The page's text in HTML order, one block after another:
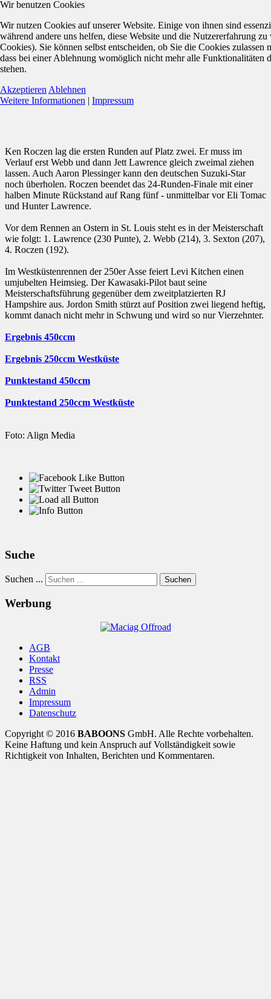
Ken Roczen lag die ersten Runden auf Platz zwei. Er muss im
Verlauf erst Webb und dann Jett Lawrence gleich zweimal ziehen
lassen. Auch Aaron Plessinger kann den deutschen Suzuki-Star
noch überholen. Roczen beendet das 24-Runden-Finale mit einer
halben Minute Rückstand auf Rang fünf - unmittelbar vor Eli Tomac
und Hunter Lawrence.
Vor dem Rennen an Ostern in St. Louis steht es in der Meisterschaft
wie folgt: 1. Lawrence (230 Punte), 2. Webb (214), 3. Sexton (207),
4. Roczen (192).
Im Westküstenrennen der 250er Asse feiert Levi Kitchen einen
umjubelten Heimsieg. Der Kawasaki-Pilot baut seine
Meisterschaftsführung gegenüber dem zweitplatzierten RJ
Hampshire aus. Jordon Smith stürzt auf Position zwei liegend heftig,
kommt danach nicht mehr in Schwung und wird so nur Vierzehnter.
Ergebnis 450ccm
Ergebnis 250ccm Westküste
Punktestand 450ccm
Punktestand 250ccm Westküste
Foto: Align Media
Suche
Suchen ... Suchen
Werbung
AGB
Kontakt
Presse
RSS
Admin
Impressum
Datenschutz
Copyright © 2016 BABOONS GmbH. Alle Rechte vorbehalten.
Keine Haftung und kein Anspruch auf Vollständigkeit sowie
Richtigkeit von Inhalten, Berichten und Kommentaren.
Wir benutzen Cookies
Wir nutzen Cookies auf unserer Website. Einige von ihnen sind
während andere uns helfen, diese Website und die Nutzererfahrung zu
Cookies). Sie können selbst entscheiden, ob Sie die Cookies zulassen
dass bei einer Ablehnung womöglich nicht mehr alle Funktionalitäten
stehen.
Akzeptieren Ablehnen
Weitere Informationen | Impressum